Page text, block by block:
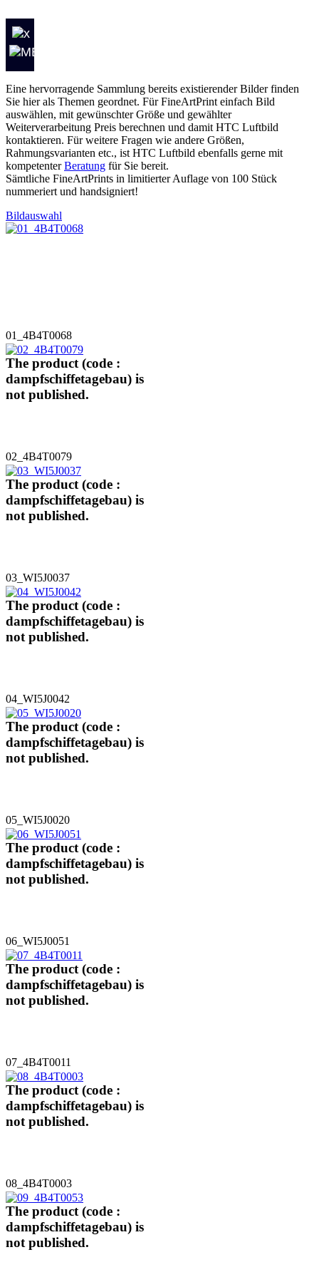
Eine hervorragende Sammlung bereits existierender Bilder finden
Sie hier als Themen geordnet. Für FineArtPrint einfach Bild
auswählen, mit gewünschter Größe und gewählter
Weiterverarbeitung Preis berechnen und damit HTC Luftbild
kontaktieren. Für weitere Fragen wie andere Größen,
Rahmungsvarianten etc., ist HTC Luftbild ebenfalls gerne mit
kompetenterBeratung für Sie bereit.
Sämtliche FineArtPrints in limitierter Auflage von 100 Stück
nummeriert und handsigniert!
Bildauswahl
01_4B4T0068
The product (code :
dampfschiffetagebau) is
not published.
02_4B4T0079
The product (code :
dampfschiffetagebau) is
not published.
03_WI5J0037
The product (code :
dampfschiffetagebau) is
not published.
04_WI5J0042
The product (code :
dampfschiffetagebau) is
not published.
05_WI5J0020
The product (code :
dampfschiffetagebau) is
not published.
06_WI5J0051
The product (code :
dampfschiffetagebau) is
not published.
07_4B4T0011
The product (code :
dampfschiffetagebau) is
not published.
08_4B4T0003
The product (code :
dampfschiffetagebau) is
not published.